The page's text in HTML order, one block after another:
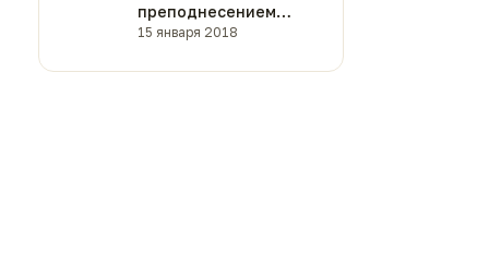
преподнесением
подарков
15 января 2018